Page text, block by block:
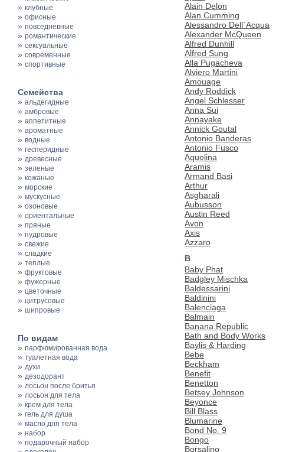
» клубные
» офисные
» повседневные
» романтические
» сексуальные
» современные
» спортивные
Семейства
» альдегидные
» амбровые
» аппетитные
» ароматные
» водные
» гесперидные
» древесные
» зеленые
» кожаные
» морские
» мускусные
» озоновые
» ориентальные
» пряные
» пудровые
» свежие
» сладкие
» теплые
» фруктовые
» фужерные
» цветочные
» цитрусовые
» шипровые
По видам
» парфюмированная вода
» туалетная вода
» духи
» дезодорант
» лосьон после бритья
» лосьон для тела
» крем для тела
» гель для душа
» масло для тела
» набор
» подарочный набор
Alain Delon
Alan Cumming
Alessandro Dell`Acqua
Alexander McQueen
Alfred Dunhill
Alfred Sung
Alla Pugacheva
Alviero Martini
Amouage
Andy Roddick
Angel Schlesser
Anna Sui
Annayake
Annick Goutal
Antonio Banderas
Antonio Fusco
Aquolina
Aramis
Armand Basi
Arthur
Asgharali
Aubusson
Austin Reed
Avon
Axis
Azzaro
B
Baby Phat
Badgley Mischka
Baldessarini
Baldinini
Balenciaga
Balmain
Banana Republic
Bath and Body Works
Baylis & Harding
Bebe
Beckham
Benefit
Benetton
Betsey Johnson
Beyonce
Bill Blass
Blumarine
Bond No. 9
Bongo
Borsalino